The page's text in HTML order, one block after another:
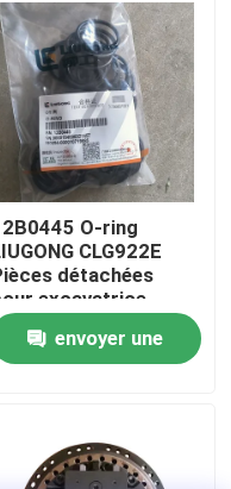
O-ring
CLG922E
détachées
excavatrice
envoyer une